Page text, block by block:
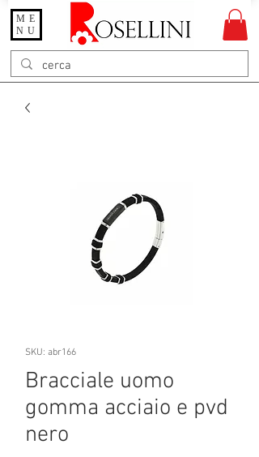
Gioielleria Rosellini
Rosellini online
ME
NU
SKU: abr166
Bracciale uomo
gomma acciaio e pvd
nero